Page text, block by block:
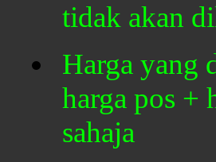
tidak akan
Harga yang
harga pos +
sahaja